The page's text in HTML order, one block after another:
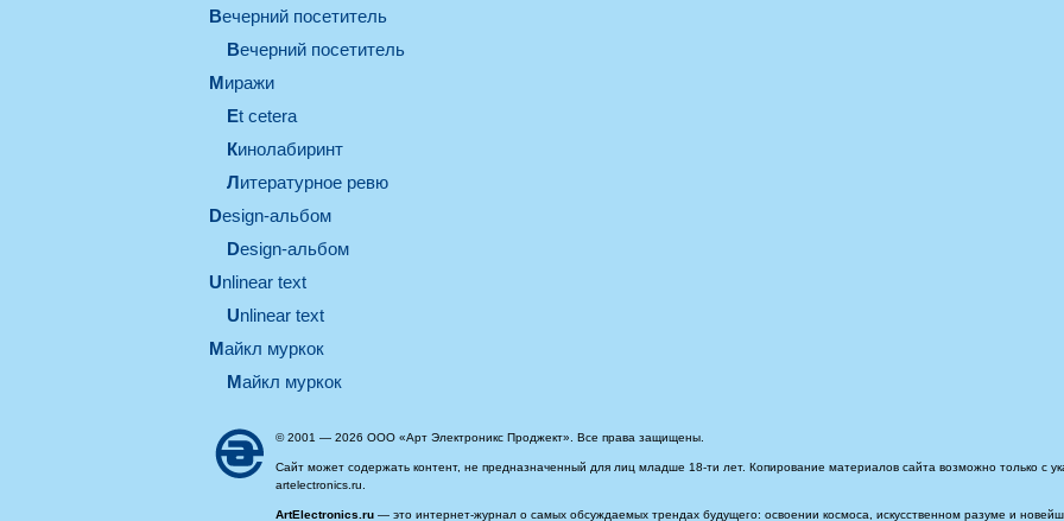
вечерний посетитель
вечерний посетитель
миражи
et cetera
кинолабиринт
литературное ревю
design-альбом
design-альбом
unlinear text
Unlinear text
майкл муркок
майкл муркок
© 2001 — 2026 ООО «Арт Электроникс Проджект». Все права защищены.
Сайт может содержать контент, не предназначенный для лиц младше 18-ти лет. Копирование материалов сайта возможно только с
artelectronics.ru.
ArtElectronics.ru — это интернет-журнал о самых обсуждаемых трендах будущего: освоении космоса, искусственном разуме и